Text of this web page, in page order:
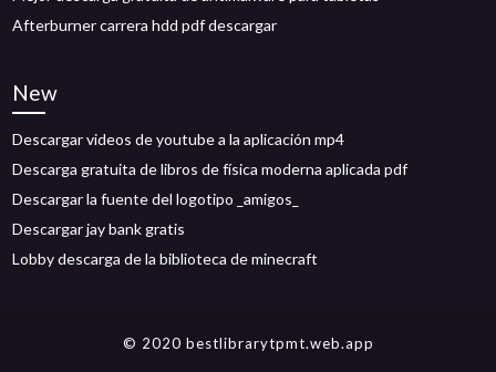
Afterburner carrera hdd pdf descargar
New
Descargar videos de youtube a la aplicación mp4
Descarga gratuita de libros de física moderna aplicada pdf
Descargar la fuente del logotipo _amigos_
Descargar jay bank gratis
Lobby descarga de la biblioteca de minecraft
© 2020 bestlibrarytpmt.web.app